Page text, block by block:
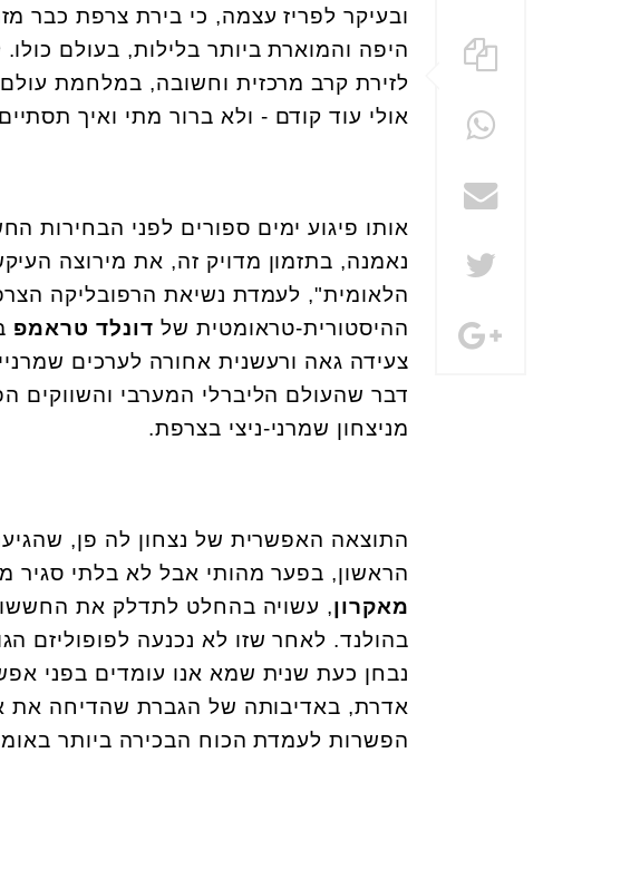
ובעיקר לפריז עצמה, כי בירת צרפת כבר
היפה והמוארת ביותר בלילות, בעולם
לזירת קרב מרכזית וחשובה, במלחמת
אולי עוד קודם - ולא ברור מתי ואיך
אותו פיגוע ימים ספורים לפני הבחירות
נאמנה, בתזמון מדויק זה, את מירוצה
הלאומית", לעמדת נשיאת הרפובליקה
ההיסטורית-טראומטית של דונלד טראמפ
צעידה גאה ורעשנית אחורה לערכים
דבר שהעולם הליברלי המערבי והשווקים
מניצחון שמרני-ניצי בצרפת.
התוצאה האפשרית של נצחון לה פן,
הראשון, בפער מהותי אבל לא בלתי
מאקרון, עשויה בהחלט לתדלק את
בהולנד. לאחר שזו לא נכנעה לפופוליזם
נבחן כעת שנית שמא אנו עומדים בפני
אדרת, באדיבותה של הגברת שהדיחה
הפשרות לעמדת הכוח הבכירה ביותר